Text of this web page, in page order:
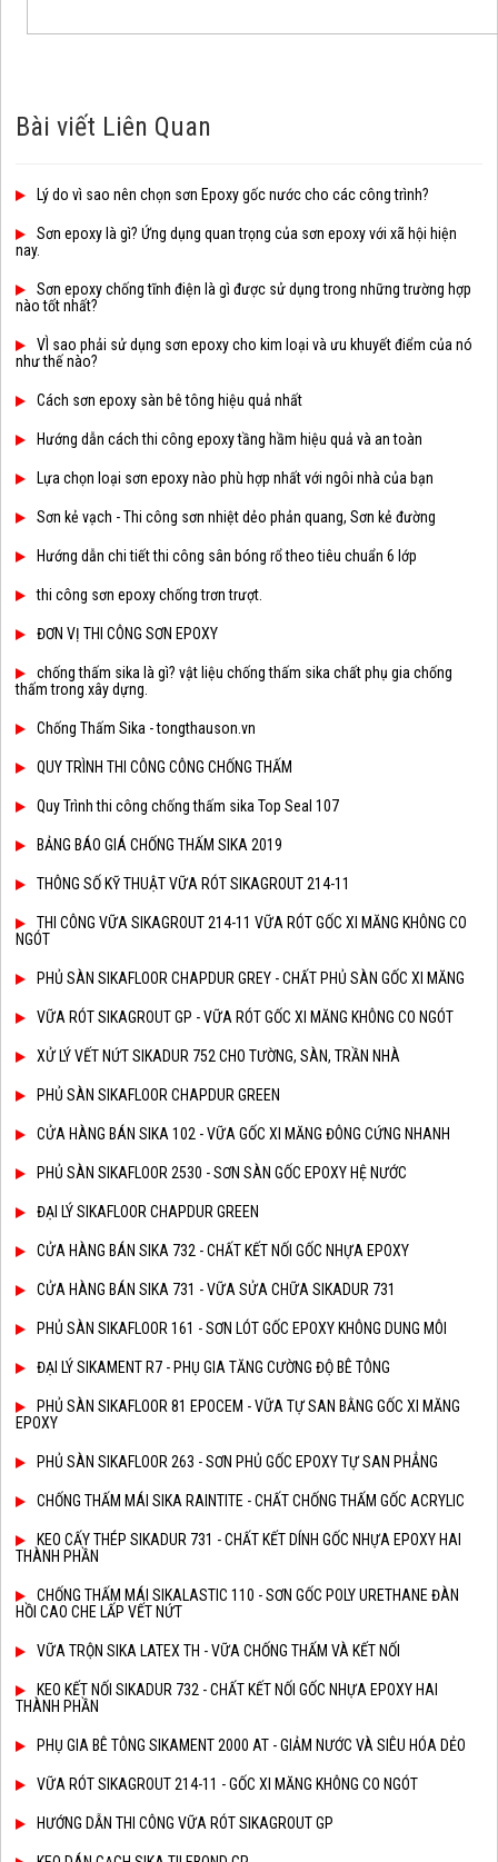
Bài viết Liên Quan
Lý do vì sao nên chọn sơn Epoxy gốc nước cho các công trình?
Sơn epoxy là gì? Ứng dụng quan trọng của sơn epoxy với xã hội hiện
nay.
Sơn epoxy chống tĩnh điện là gì được sử dụng trong những trường hợp
nào tốt nhất?
VÌ sao phải sử dụng sơn epoxy cho kim loại và ưu khuyết điểm của nó
như thế nào?
Cách sơn epoxy sàn bê tông hiệu quả nhất
Hướng dẫn cách thi công epoxy tầng hầm hiệu quả và an toàn
Lựa chọn loại sơn epoxy nào phù hợp nhất với ngôi nhà của bạn
Sơn kẻ vạch - Thi công sơn nhiệt dẻo phản quang, Sơn kẻ đường
Hướng dẫn chi tiết thi công sân bóng rổ theo tiêu chuẩn 6 lớp
thi công sơn epoxy chống trơn trượt.
ĐƠN VỊ THI CÔNG SƠN EPOXY
chống thấm sika là gì? vật liệu chống thấm sika chất phụ gia chống
thấm trong xây dựng.
Chống Thấm Sika - tongthauson.vn
QUY TRÌNH THI CÔNG CÔNG CHỐNG THẤM
Quy Trình thi công chống thấm sika Top Seal 107
BẢNG BÁO GIÁ CHỐNG THẤM SIKA 2019
THÔNG SỐ KỸ THUẬT VỮA RÓT SIKAGROUT 214-11
THI CÔNG VỮA SIKAGROUT 214-11 VỮA RÓT GỐC XI MĂNG KHÔNG CO
NGÓT
PHỦ SÀN SIKAFLOOR CHAPDUR GREY - CHẤT PHỦ SÀN GỐC XI MĂNG
VỮA RÓT SIKAGROUT GP - VỮA RÓT GỐC XI MĂNG KHÔNG CO NGÓT
XỬ LÝ VẾT NỨT SIKADUR 752 CHO TƯỜNG, SÀN, TRẦN NHÀ
PHỦ SÀN SIKAFLOOR CHAPDUR GREEN
CỬA HÀNG BÁN SIKA 102 - VỮA GỐC XI MĂNG ĐÔNG CỨNG NHANH
PHỦ SÀN SIKAFLOOR 2530 - SƠN SÀN GỐC EPOXY HỆ NƯỚC
ĐẠI LÝ SIKAFLOOR CHAPDUR GREEN
CỬA HÀNG BÁN SIKA 732 - CHẤT KẾT NỐI GỐC NHỰA EPOXY
CỬA HÀNG BÁN SIKA 731 - VỮA SỬA CHỮA SIKADUR 731
PHỦ SÀN SIKAFLOOR 161 - SƠN LÓT GỐC EPOXY KHÔNG DUNG MÔI
ĐẠI LÝ SIKAMENT R7 - PHỤ GIA TĂNG CƯỜNG ĐỘ BÊ TÔNG
PHỦ SÀN SIKAFLOOR 81 EPOCEM - VỮA TỰ SAN BẰNG GỐC XI MĂNG
EPOXY
PHỦ SÀN SIKAFLOOR 263 - SƠN PHỦ GỐC EPOXY TỰ SAN PHẲNG
CHỐNG THẤM MÁI SIKA RAINTITE - CHẤT CHỐNG THẤM GỐC ACRYLIC
KEO CẤY THÉP SIKADUR 731 - CHẤT KẾT DÍNH GỐC NHỰA EPOXY HAI
THÀNH PHẦN
CHỐNG THẤM MÁI SIKALASTIC 110 - SƠN GỐC POLY URETHANE ĐÀN
HỒI CAO CHE LẤP VẾT NỨT
VỮA TRỘN SIKA LATEX TH - VỮA CHỐNG THẤM VÀ KẾT NỐI
KEO KẾT NỐI SIKADUR 732 - CHẤT KẾT NỐI GỐC NHỰA EPOXY HAI
THÀNH PHẦN
PHỤ GIA BÊ TÔNG SIKAMENT 2000 AT - GIẢM NƯỚC VÀ SIÊU HÓA DẺO
VỮA RÓT SIKAGROUT 214-11 - GỐC XI MĂNG KHÔNG CO NGÓT
HƯỚNG DẪN THI CÔNG VỮA RÓT SIKAGROUT GP